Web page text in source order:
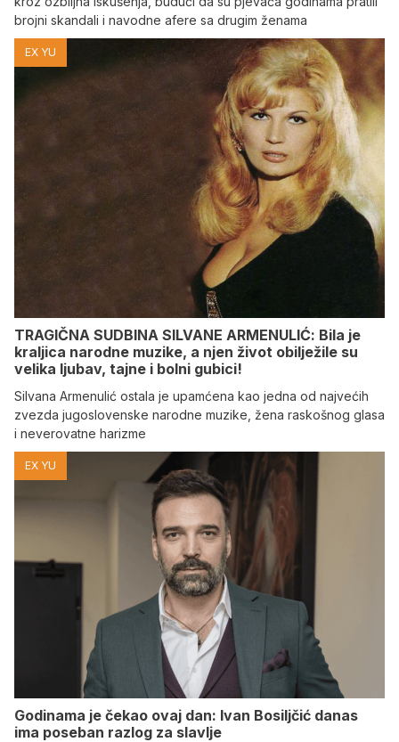
brojni skandali i navodne afere sa drugim ženama
EX YU
TRAGIČNA SUDBINA SILVANE ARMENULIĆ: Bila je
kraljica narodne muzike, a njen život obilježile su
velika ljubav, tajne i bolni gubici!
Silvana Armenulić ostala je upamćena kao jedna od najvećih
zvezda jugoslovenske narodne muzike, žena raskošnog glasa
i neverovatne harizme
EX YU
Godinama je čekao ovaj dan: Ivan Bosiljčić danas
ima poseban razlog za slavlje